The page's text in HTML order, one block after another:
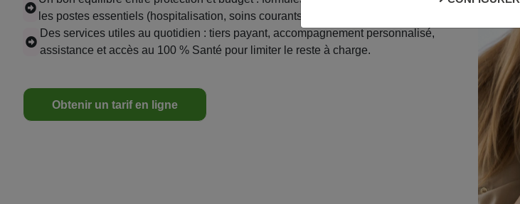
les postes essentiels (hospitalisation, soins courants, optique, dentaire).
Des services utiles au quotidien : tiers payant, accompagnement personnalisé,
assistance et accès au 100 % Santé pour limiter le reste à charge.
Obtenir un tarif en ligne